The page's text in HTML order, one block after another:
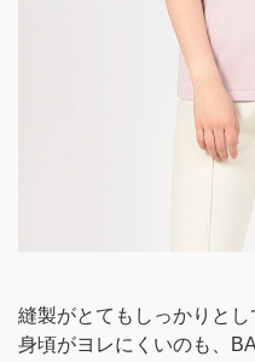
縫製がとてもしっかりと
身頃がヨレにくいのも、